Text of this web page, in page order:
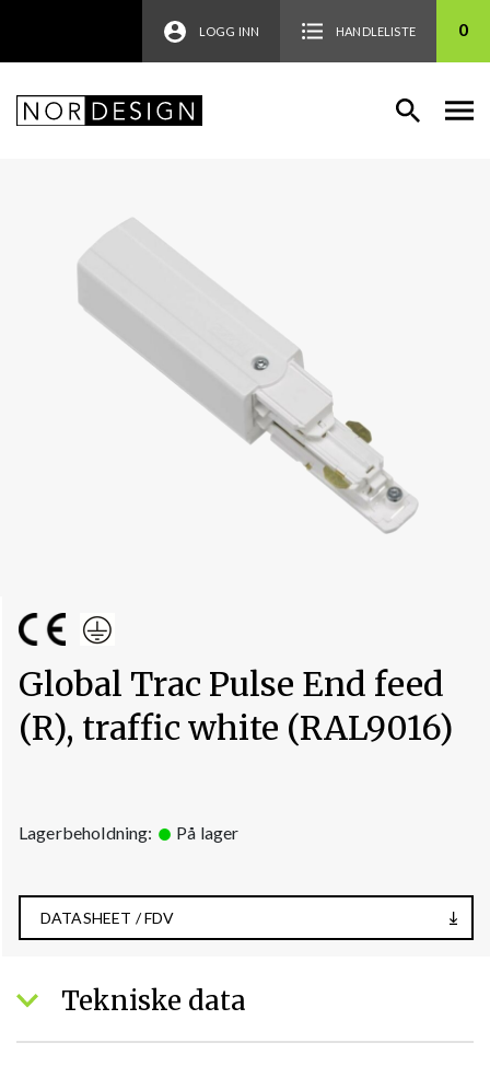
LOGG INN HANDLELISTE 0
Global Trac Pulse End feed
(R), traffic white (RAL9016)
Lagerbeholdning: På lager
DATASHEET / FDV
Tekniske data